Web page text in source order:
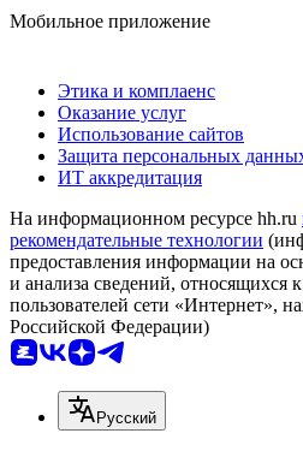
Мобильное приложение
Этика и комплаенс
Оказание услуг
Использование сайтов
Защита персональных
ИТ аккредитация
На информационном ресурсе hh.ru
рекомендательные технологии
предоставления информации на
и анализа сведений, относящихся
пользователей сети «Интернет»,
Российской Федерации)
Русский